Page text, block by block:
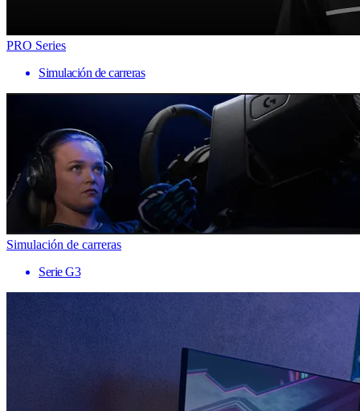
PRO Series
Simulación de carreras
Simulación de carreras
Serie G3